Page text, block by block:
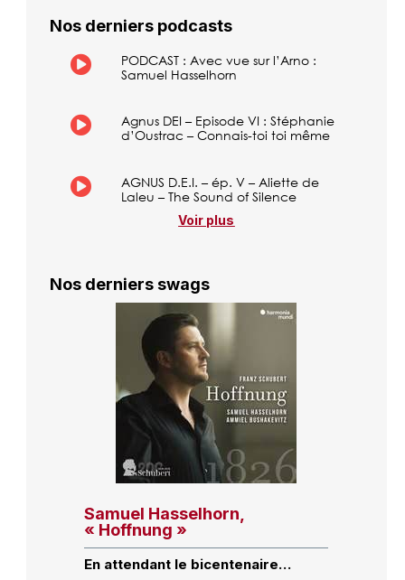
Nos derniers podcasts
PODCAST : Avec vue sur l’Arno :
Samuel Hasselhorn
Agnus DEI – Episode VI : Stéphanie
d’Oustrac – Connais-toi toi même
AGNUS D.E.I. – ép. V – Aliette de
Laleu – The Sound of Silence
Voir plus
Nos derniers swags
Samuel Hasselhorn,
« Hoffnung »
En attendant le bicentenaire…